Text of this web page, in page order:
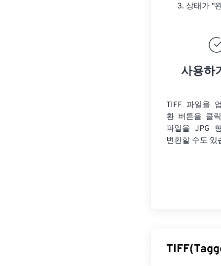
상태가 "
사용하
TIFF 파일을
환 버튼을 클
파일을 JPG
변환할 수도 있